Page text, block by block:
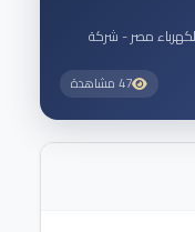
لكهرباء مصر - شركة
47 مشاهدة